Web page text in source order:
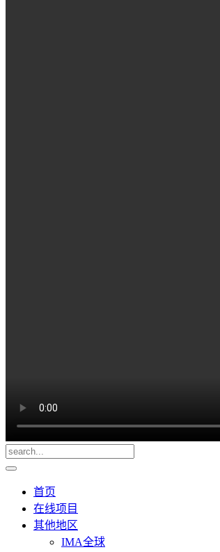
首页
在线项目
其他地区
IMA全球